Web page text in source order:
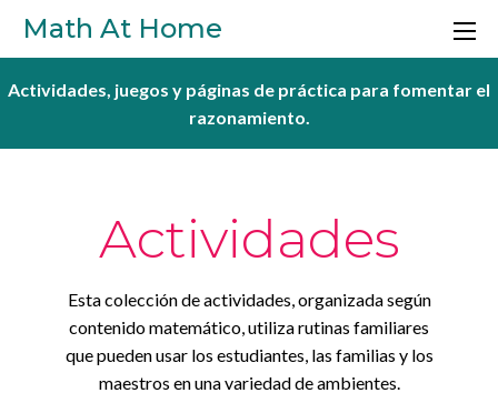
Skip to main content
Math At Home
Actividades, juegos y páginas de práctica para fomentar el
razonamiento.
Actividades
Esta colección de actividades, organizada según
contenido matemático, utiliza rutinas familiares
que pueden usar los estudiantes, las familias y los
maestros en una variedad de ambientes.